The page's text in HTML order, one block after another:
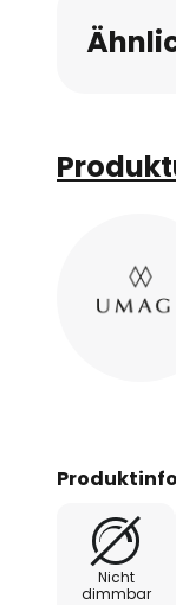
Nicht
dimmbar